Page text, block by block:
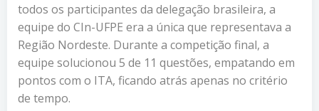
todos os participantes da delegação brasileira, a
equipe do CIn-UFPE era a única que representava a
Região Nordeste. Durante a competição final, a
equipe solucionou 5 de 11 questões, empatando em
pontos com o ITA, ficando atrás apenas no critério
de tempo.